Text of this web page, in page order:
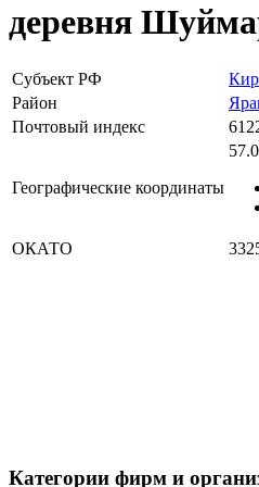
деревня
Субъект РФ
Район
Почтовый индекс
Географические координаты
ОКАТО
Категории фирм и